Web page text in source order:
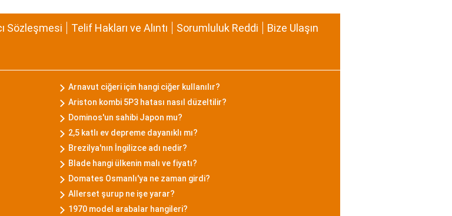
Sözleşmesi Telif Hakları ve Alıntı Sorumluluk Reddi Bize Ulaşın
Arnavut ciğeri için hangi ciğer kullanılır?
Ariston kombi 5P3 hatası nasıl düzeltilir?
Dominos'un sahibi Japon mu?
2,5 katlı ev depreme dayanıklı mı?
Brezilya'nın İngilizce adı nedir?
Blade hangi ülkenin malı ve fiyatı?
Domates Osmanlı'ya ne zaman girdi?
Allerset şurup ne işe yarar?
1970 model arabalar hangileri?